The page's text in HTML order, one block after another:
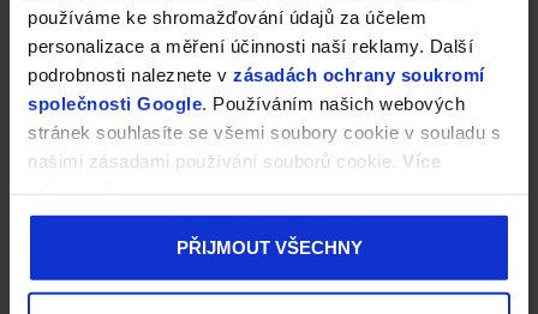
používáme ke shromažďování údajů za účelem
personalizace a měření účinnosti naší reklamy. Další
podrobnosti naleznete v zásadách ochrany soukromí
společnosti Google . Používáním našich webových
stránek souhlasíte se všemi soubory cookie v souladu s
našimi zásadami používání souborů cookie. Více
PŘIJMOUT VŠECHNY